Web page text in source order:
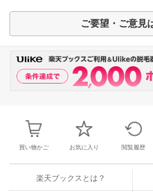
ご要望・ご意見
買い物かご お気に入り 閲覧履歴
楽天ブックスとは？